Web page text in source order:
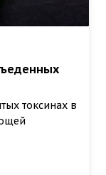
токсинах в